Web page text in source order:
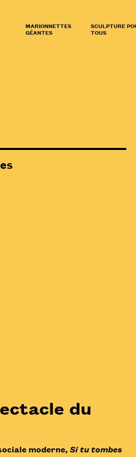
MARIONNETTES
GÉANTES
SCULPTURE
TOUS
du
moderne,Si tu tombes